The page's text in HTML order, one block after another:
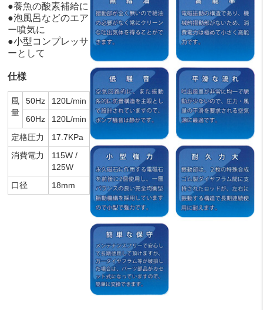
●養魚の酸素補給に
●泡風呂などのエア
ー噴気に
●小型コンプレッサ
ーとして
仕様
風
量
50Hz
120L/min
60Hz
120L/min
定格圧力
17.7KPa
消費電力
115W /
125W
口径
18mm